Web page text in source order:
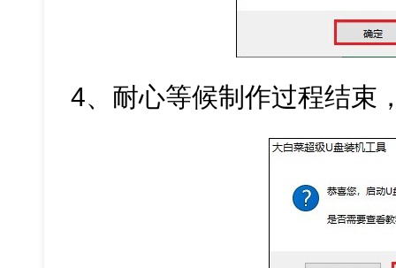
4、耐心等候制作过程结束